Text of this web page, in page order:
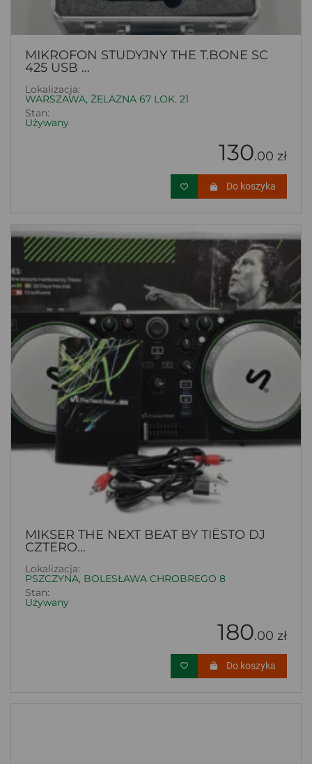
MIKROFON STUDYJNY THE T.BONE SC
425 USB ...
Lokalizacja:
WARSZAWA, ŻELAZNA 67 LOK. 21
Stan:
Używany
130.00 zł
Do koszyka
MIKSER THE NEXT BEAT BY TIËSTO DJ
CZTERO...
Lokalizacja:
PSZCZYNA, BOLESŁAWA CHROBREGO 8
Stan:
Używany
180.00 zł
Do koszyka